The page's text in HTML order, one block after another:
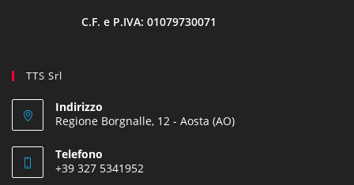
C.F. e P.IVA: 01079730071
TTS Srl
Indirizzo
Regione Borgnalle, 12 - Aosta (AO)
Telefono
+39 327 5341952